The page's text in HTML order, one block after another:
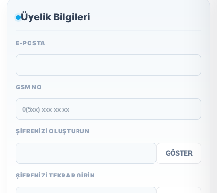
Üyelik Bilgileri
E-POSTA
GSM NO
ŞIFRENIZI OLUŞTURUN
GÖSTER
ŞIFRENIZI TEKRAR GIRIN